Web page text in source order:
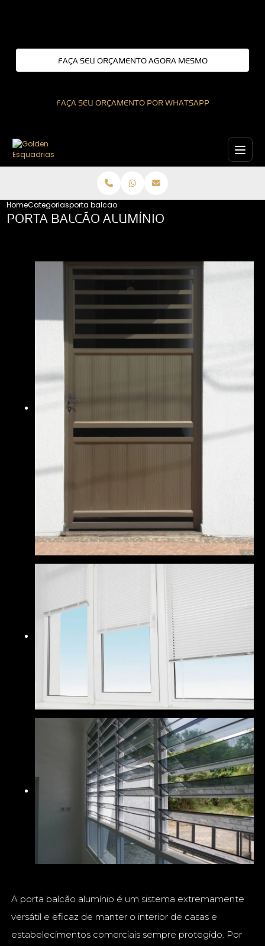
FAÇA SEU ORÇAMENTO AGORA MESMO
FAÇA SEU ORÇAMENTO POR WHATSAPP
HomeCategoriasporta balcao aluminio
PORTA BALCÃO ALUMÍNIO
A porta balcão alumínio é um sistema extremamente
versátil e eficaz de manter o interior de casas e
estabelecimentos comerciais sempre protegido. Por